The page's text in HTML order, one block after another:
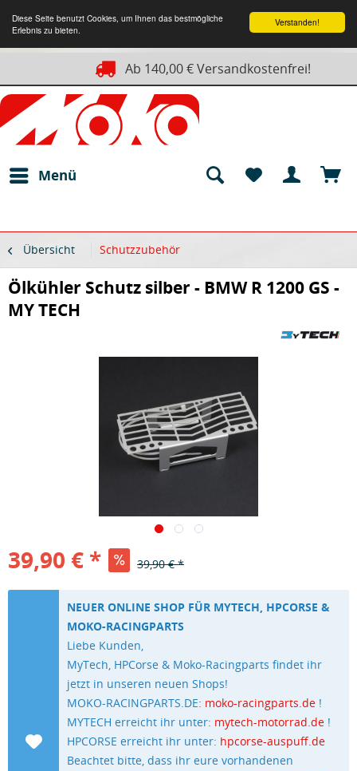
Verstanden!
Diese Seite benutzt Cookies, um Ihnen das bestmögliche
Erlebnis zu bieten.
Ab 140,00 € Versandkostenfrei!
Menü
Übersicht Schutzzubehör
Ölkühler Schutz silber - BMW R 1200 GS -
MY TECH
39,90 € * 39,90 € *
NEUER ONLINE SHOP FÜR MYTECH, HPCORSE &
MOKO-RACINGPARTS
Liebe Kunden,
MyTech, HPCorse & Moko-Racingparts findet ihr
jetzt in unseren neuen Shops!
MOKO-RACINGPARTS.DE: moko-racingparts.de !
MYTECH erreicht ihr unter: mytech-motorrad.de !
HPCORSE erreicht ihr unter: hpcorse-auspuff.de
Beachtet bitte, dass ihr eure vorhandenen